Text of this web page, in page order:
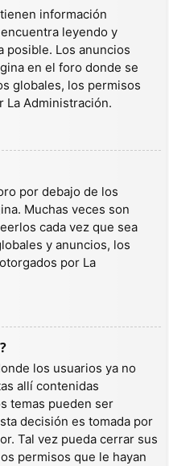
información
leyendo y
posible. Los anuncios
en el foro donde se
globales, los permisos
La Administración.
por debajo de los
Muchas veces son
cada vez que sea
y anuncios, los
por La
los usuarios ya no
allí contenidas
temas pueden ser
decisión es tomada por
Tal vez pueda cerrar sus
permisos que le hayan